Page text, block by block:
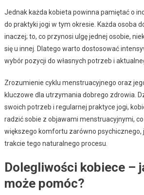
Jednak każda kobieta powinna pamiętać o
do praktyki jogi w tym okresie. Każda osoba
inaczej; to, co przynosi ulgę jednej osobie,
się u innej. Dlatego warto dostosować
wybór pozycji do własnych potrzeb i
Zrozumienie cyklu menstruacyjnego oraz
kluczowe dla utrzymania dobrego zdrowia.
swoich potrzeb i regularnej praktyce jogi,
radzić sobie z objawami menstruacyjnymi,
większego komfortu zarówno psychicznego,
trakcie tego naturalnego procesu.
Dolegliwości kobiece –
może pomóc?